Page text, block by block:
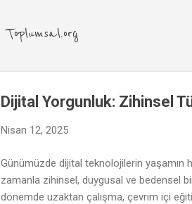
Toplumsal.org
Dijital Yorgunluk: Zihinsel
Nisan 12, 2025
Günümüzde dijital teknolojilerin
zamanla zihinsel, duygusal ve bedensel
dönemde uzaktan çalışma, çevrim içi